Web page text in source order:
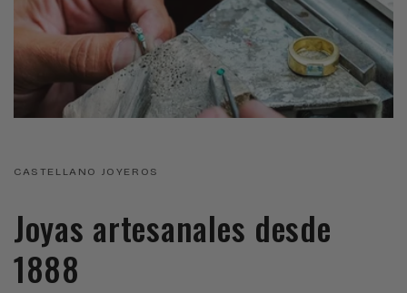
CASTELLANO JOYEROS
Joyas artesanales desde
1888